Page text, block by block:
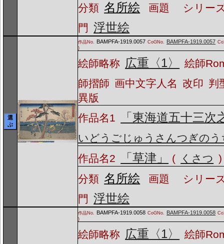
分類 名所絵 画題
シリー
門 浮世絵
選
ぶ
作品No. BAMPFA-1919.0057 CoGNo. BAMPFA-1919.0057
)
絵師略称 広重〈1〉
絵師
師摺師 画中文字人名 改印 判
異版
作品名1
「東海道五十三次
いどうごじゅうさんつぎのう
作品名2
「草津」 ( くさつ )
分類 名所絵 画題
シリー
門 浮世絵
作品No. BAMPFA-1919.0058 CoGNo. BAMPFA-1919.0058
)
絵師略称 広重〈1〉
絵師